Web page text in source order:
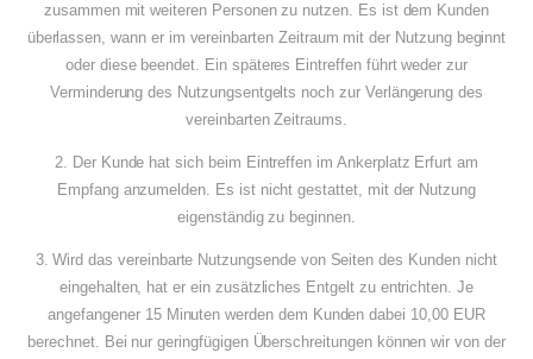
zusammen mit weiteren Personen zu nutzen. Es ist dem Kunden
überlassen, wann er im vereinbarten Zeitraum mit der Nutzung beginnt
oder diese beendet. Ein späteres Eintreffen führt weder zur
Verminderung des Nutzungsentgelts noch zur Verlängerung des
vereinbarten Zeitraums.
2. Der Kunde hat sich beim Eintreffen im Ankerplatz Erfurt am
Empfang anzumelden. Es ist nicht gestattet, mit der Nutzung
eigenständig zu beginnen.
3. Wird das vereinbarte Nutzungsende von Seiten des Kunden nicht
eingehalten, hat er ein zusätzliches Entgelt zu entrichten. Je
angefangener 15 Minuten werden dem Kunden dabei 10,00 EUR
berechnet. Bei nur geringfügigen Überschreitungen können wir von der